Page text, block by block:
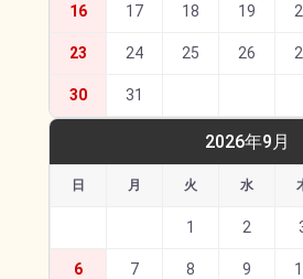
16 17 18 19
23 24 25 26
30 31
2026年9月
日 月 火 水
1 2
6 7 8 9